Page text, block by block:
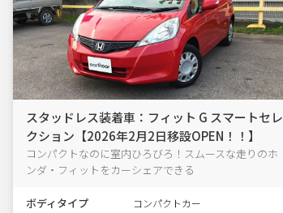
スタッドレス装着車：フィット G スマートセレ
クション【2026年2月2日移設OPEN！！】
コンパクトなのに室内ひろびろ！スムースな走りのホ
ンダ・フィットをカーシェアできる
ボディタイプ コンパクトカー